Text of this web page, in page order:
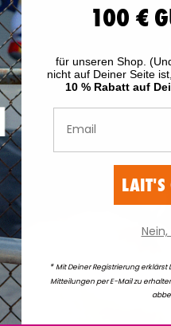
100 €
für unseren Shop.
nicht auf Deiner Seite
10 % Rabatt auf
*Mit Deiner Registrierung
Mitteilungen per E-Mail zu